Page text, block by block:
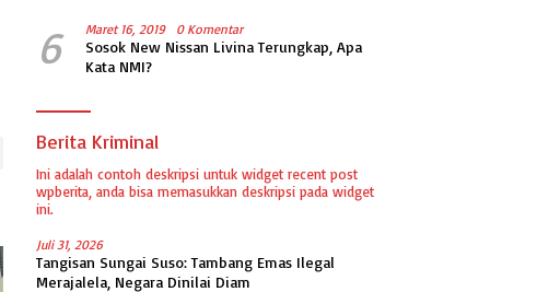
6 Maret 16, 2019 0 Komentar
Sosok New Nissan Livina Terungkap, Apa
Kata NMI?
Berita Kriminal
Ini adalah contoh deskripsi untuk widget recent post
wpberita, anda bisa memasukkan deskripsi pada widget
ini.
Juli 31, 2026
Tangisan Sungai Suso: Tambang Emas Ilegal
Merajalela, Negara Dinilai Diam